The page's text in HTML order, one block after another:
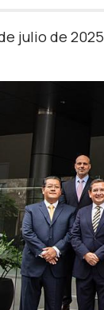
julio de 2025